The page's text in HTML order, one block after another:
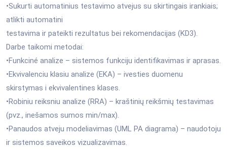
•Sukurti automatinius testavimo atvejus su skirtingais irankiais;
atlikti automatini
testavima ir pateikti rezultatus bei rekomendacijas (KD3).
Darbe taikomi metodai:
•Funkciné analize – sistemos funkciju identifikavimas ir aprasas.
•Ekvivalenciu klasiu analize (EKA) – ivesties duomenu
skirstymas i ekvivalentines klases.
•Robiniu reiksniu analize (RRA) – kraštinių reikšmių testavimas
(pvz., inešamos sumos min/max).
•Panaudos atveju modeliavimas (UML PA diagrama) – naudotoju
ir sistemos saveikos vizualizavimas.